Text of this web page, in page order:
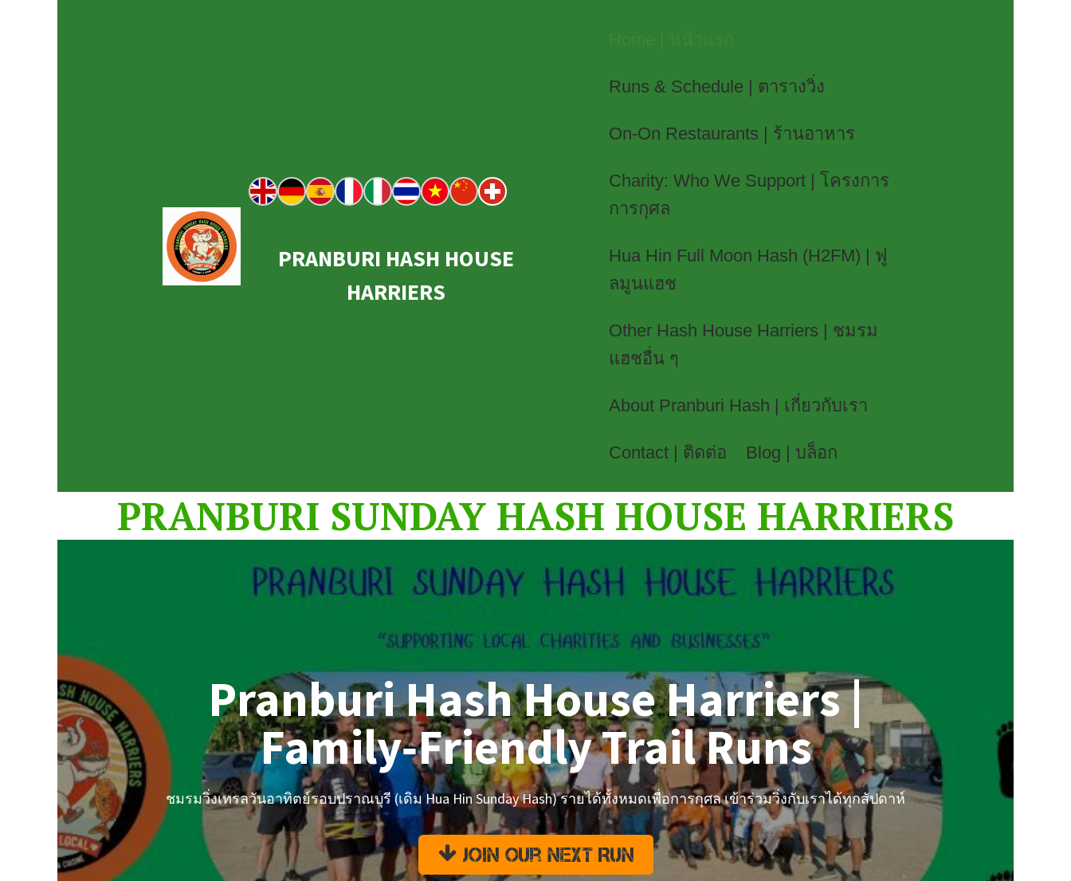
PRANBURI HASH HOUSE
HARRIERS
Runs & Schedule | ตารางวิ่ง
On-On Restaurants | ร้านอาหาร
Charity: Who We Support | โครงการ
การกุศล
Hua Hin Full Moon Hash (H2FM) | ฟู
ลมูนแฮช
Other Hash House Harriers | ชมรม
แฮชอื่น ๆ
About Pranburi Hash | เกี่ยวกับเรา
Contact | ติดต่อ Blog | บล็อก
PRANBURI SUNDAY HASH HOUSE HARRIERS
Pranburi Hash House Harriers |
Family‑Friendly Trail Runs
ชมรมวิ่งเทรลวันอาทิตย์รอบปราณบุรี (เดิม Hua Hin Sunday Hash) รายได้ทั้งหมดเพื่อการกุศล เข้าร่วมวิ่งกับเราได้ทุกสัปดาห์
 Join Our Next Run